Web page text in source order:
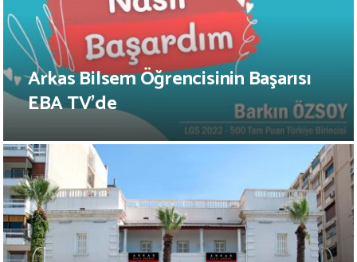
Arkas Bilsem Öğrencisinin Başarısı
EBA TV’de